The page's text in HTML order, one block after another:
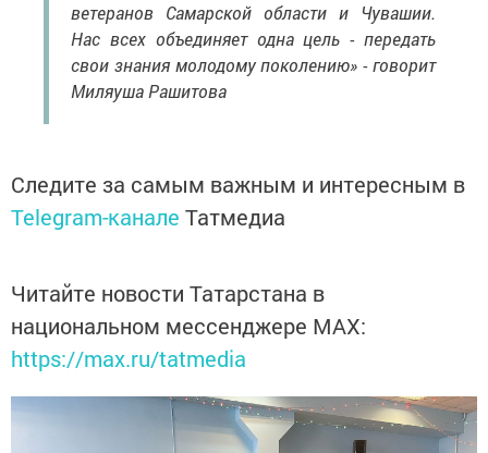
ветеранов Самарской области и Чувашии.
Нас всех объединяет одна цель - передать
свои знания молодому поколению» - говорит
Миляуша Рашитова
Следите за самым важным и интересным в
Telegram-канале Татмедиа
Читайте новости Татарстана в
национальном мессенджере MАХ:
https://max.ru/tatmedia